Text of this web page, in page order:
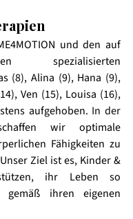
und den auf
spezialisierten
(8), Alina (9), Hana (9),
Ven (15), Louisa (16),
aufgehoben.
wir optimale
Fähigkeiten zu
Ziel ist es, Kinder &
ihr Leben so
ihren eigenen